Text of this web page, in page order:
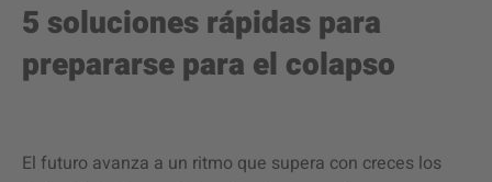
5 soluciones rápidas para
prepararse para el colapso
El futuro avanza a un ritmo que supera con creces los